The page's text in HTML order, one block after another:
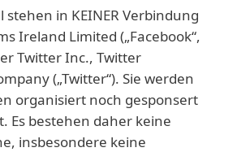
stehen in KEINER Verbindung
Ireland Limited („Facebook“,
Twitter Inc., Twitter
(„Twitter“). Sie werden
organisiert noch gesponsert
Es bestehen daher keine
insbesondere keine